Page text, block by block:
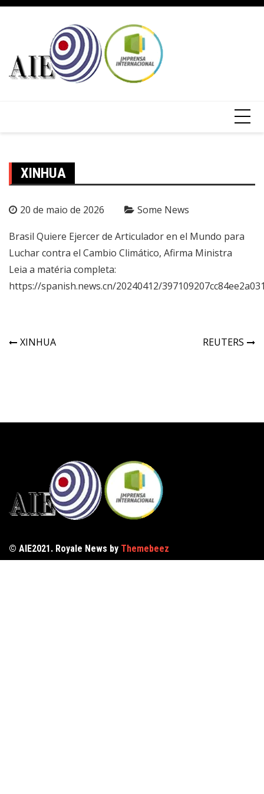
XINHUA
20 de maio de 2026 Some News
Brasil Quiere Ejercer de Articulador en el Mundo para
Luchar contra el Cambio Climático, Afirma Ministra
Leia a matéria completa:
https://spanish.news.cn/20240412/
XINHUA REUTERS
© AIE2021. Royale News by Themebeez